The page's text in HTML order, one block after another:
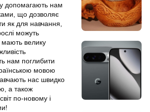
допомагають нам
що дозволяє
як для навчання,
можуть
мають велику
нам поглибити
мовою
нас швидко
а також
по-новому і